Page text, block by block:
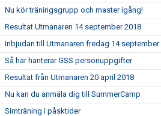
Nu kör träningsgrupp och master igång!
Resultat Utmanaren 14 september 2018
Inbjudan till Utmanaren fredag 14 september
Så här hanterar GSS personuppgifter
Resultat från Utmanaren 20 april 2018
Nu kan du anmäla dig till SummerCamp
Simträning i påsktider